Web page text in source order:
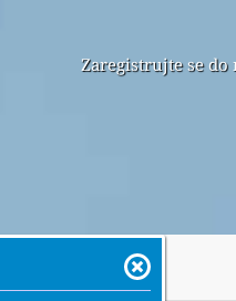
Zaregistrujte se